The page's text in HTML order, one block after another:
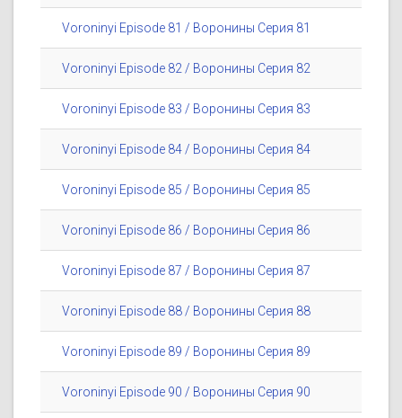
Voroninyi Episode 81 / Воронины Серия 81
Voroninyi Episode 82 / Воронины Серия 82
Voroninyi Episode 83 / Воронины Серия 83
Voroninyi Episode 84 / Воронины Серия 84
Voroninyi Episode 85 / Воронины Серия 85
Voroninyi Episode 86 / Воронины Серия 86
Voroninyi Episode 87 / Воронины Серия 87
Voroninyi Episode 88 / Воронины Серия 88
Voroninyi Episode 89 / Воронины Серия 89
Voroninyi Episode 90 / Воронины Серия 90